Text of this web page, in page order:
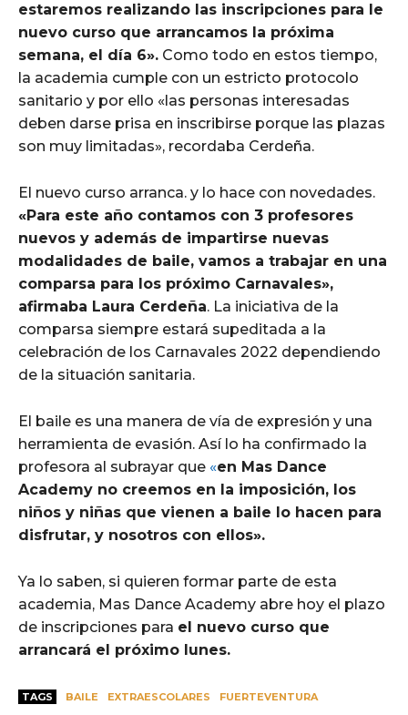
estaremos realizando las inscripciones para le
nuevo curso que arrancamos la próxima
semana, el día 6». Como todo en estos tiempo,
la academia cumple con un estricto protocolo
sanitario y por ello «las personas interesadas
deben darse prisa en inscribirse porque las plazas
son muy limitadas», recordaba Cerdeña.
El nuevo curso arranca. y lo hace con novedades.
«Para este año contamos con 3 profesores
nuevos y además de impartirse nuevas
modalidades de baile, vamos a trabajar en una
comparsa para los próximo Carnavales»,
afirmaba Laura Cerdeña. La iniciativa de la
comparsa siempre estará supeditada a la
celebración de los Carnavales 2022 dependiendo
de la situación sanitaria.
El baile es una manera de vía de expresión y una
herramienta de evasión. Así lo ha confirmado la
profesora al subrayar que «en Mas Dance
Academy no creemos en la imposición, los
niños y niñas que vienen a baile lo hacen para
disfrutar, y nosotros con ellos».
Ya lo saben, si quieren formar parte de esta
academia, Mas Dance Academy abre hoy el plazo
de inscripciones para el nuevo curso que
arrancará el próximo lunes.
TAGS BAILE EXTRAESCOLARES
FUERTEVENTURA